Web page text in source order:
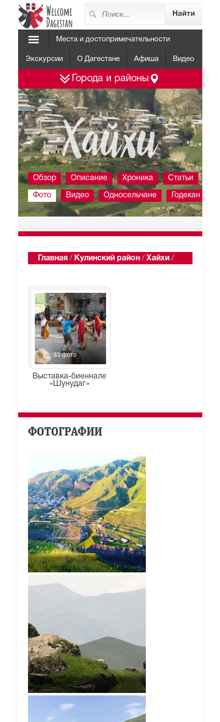
Места и достопримечательности
Экскурсии О Дагестане Афиша Видео
Города и районы
Хайхи
Обзор Описание Хроника Статьи
Фото Видео Односельчане Годекан
Главная / Кулинский район / Хайхи /
33 фото
Выставка-биеннале
«Шунудаг»
ФОТОГРАФИИ